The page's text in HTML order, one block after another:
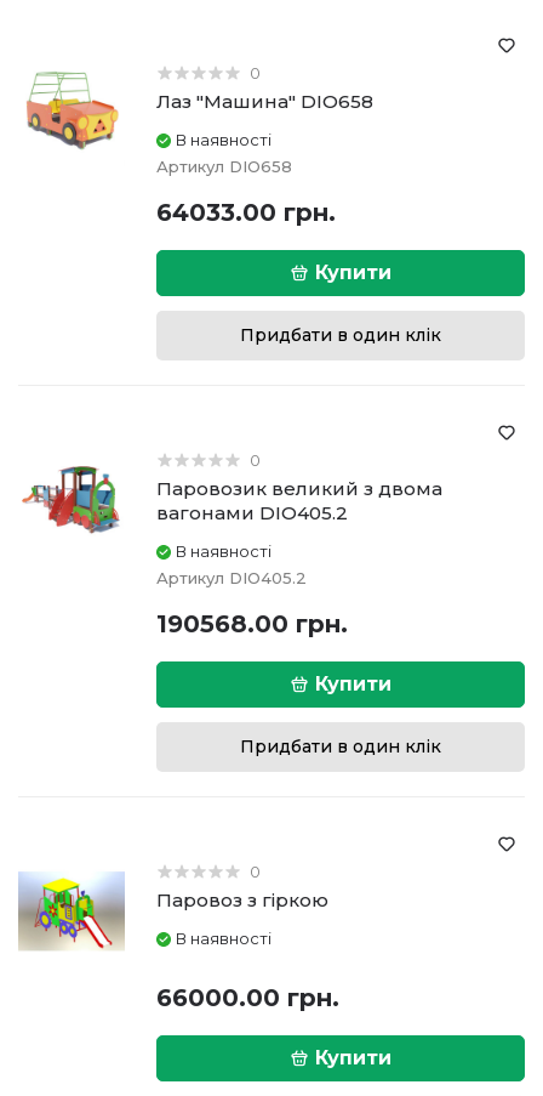
0
Лаз "Машина" DIO658
В наявності
Артикул DIO658
64033.00 грн.
Купити
Придбати в один клік
0
Паровозик великий з двома
вагонами DIO405.2
В наявності
Артикул DIO405.2
190568.00 грн.
Купити
Придбати в один клік
0
Паровоз з гіркою
В наявності
66000.00 грн.
Купити